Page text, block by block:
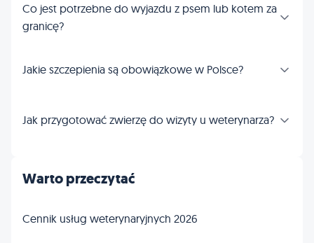
Co jest potrzebne do wyjazdu z psem lub kotem za
granicę?
Jakie szczepienia są obowiązkowe w Polsce?
Jak przygotować zwierzę do wizyty u weterynarza?
Warto przeczytać
Cennik usług weterynaryjnych 2026